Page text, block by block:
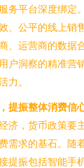
务平台深度绑定
、公平的线上销
、运营商的数据
户洞察的精准营
力。
提振整体消费信
济，货币政策要
需求的基石。随
提振包括智能手